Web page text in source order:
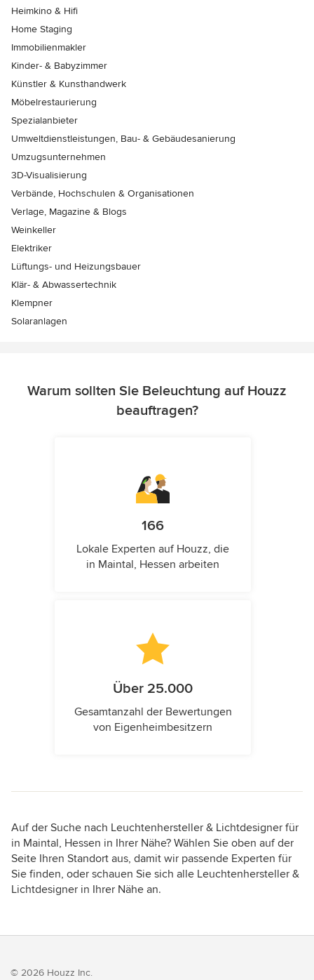
Heimkino & Hifi
Home Staging
Immobilienmakler
Kinder- & Babyzimmer
Künstler & Kunsthandwerk
Möbelrestaurierung
Spezialanbieter
Umweltdienstleistungen, Bau- & Gebäudesanierung
Umzugsunternehmen
3D-Visualisierung
Verbände, Hochschulen & Organisationen
Verlage, Magazine & Blogs
Weinkeller
Elektriker
Lüftungs- und Heizungsbauer
Klär- & Abwassertechnik
Klempner
Solaranlagen
Warum sollten Sie Beleuchtung auf Houzz
beauftragen?
166
Lokale Experten auf Houzz, die
in Maintal, Hessen arbeiten
Über 25.000
Gesamtanzahl der Bewertungen
von Eigenheimbesitzern
Auf der Suche nach Leuchtenhersteller & Lichtdesigner für
in Maintal, Hessen in Ihrer Nähe? Wählen Sie oben auf der
Seite Ihren Standort aus, damit wir passende Experten für
Sie finden, oder schauen Sie sich alle Leuchtenhersteller &
Lichtdesigner in Ihrer Nähe an.
© 2026 Houzz Inc.